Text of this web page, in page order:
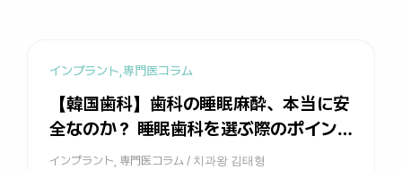
インプラント 専門医コラム
【韓国歯科】歯科の睡眠麻酔、本当に安
全なのか？ 睡眠歯科を選ぶ際のポイン
ト
インプラント 専門医コラム / 치과왕 김태형